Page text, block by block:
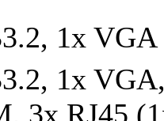
1x VGA
1x
3x RJ45